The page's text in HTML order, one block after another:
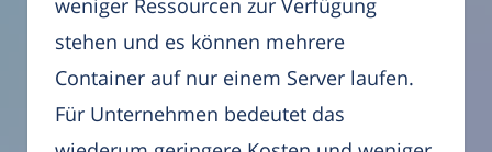
weniger Ressourcen zur Verfügung
stehen und es können mehrere
Container auf nur einem Server laufen.
Für Unternehmen bedeutet das